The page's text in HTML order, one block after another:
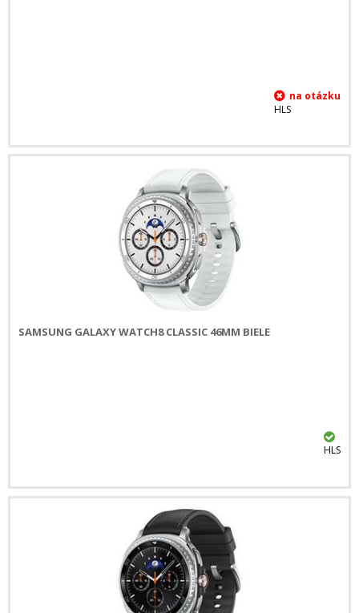
HLS
SAMSUNG GALAXY WATCH8 CLASSIC 46MM BIELE
HLS